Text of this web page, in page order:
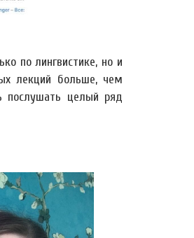
по лингвистике, но и
лекций больше, чем
послушать целый ряд